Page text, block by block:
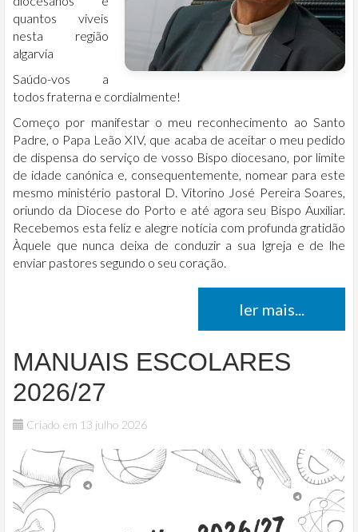
quantos viveis
nesta região
algarvia
Saúdo-vos a
todos fraterna e cordialmente!
Começo por manifestar o meu reconhecimento ao Santo
Padre, o Papa Leão XIV, que acaba de aceitar o meu pedido
de dispensa do serviço de vosso Bispo diocesano, por limite
de idade canónica e, consequentemente, nomear para este
mesmo ministério pastoral D. Vitorino José Pereira Soares,
oriundo da Diocese do Porto e até agora seu Bispo Auxiliar.
Recebemos esta feliz e alegre notícia com profunda gratidão
Àquele que nunca deixa de conduzir a sua Igreja e de lhe
enviar pastores segundo o seu coração.
ler mais...
MANUAIS ESCOLARES
2026/27
Criado em 13 julho 2026